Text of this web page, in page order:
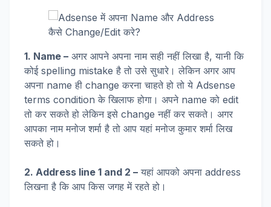
1. Name – अगर आपने अपना नाम सही नहीं लिखा है, यानी कि
कोई spelling mistake है तो उसे सुधारे। लेकिन अगर आप
अपना name ही change करना चाहते हो तो ये Adsense
terms condition के खिलाफ होगा। अपने name को edit
तो कर सकते हो लेकिन इसे change नहीं कर सकते। अगर
आपका नाम मनोज शर्मा है तो आप यहां मनोज कुमार शर्मा लिख
सकते हो।
2. Address line 1 and 2 – यहां आपको अपना address
लिखना है कि आप किस जगह में रहते हो।